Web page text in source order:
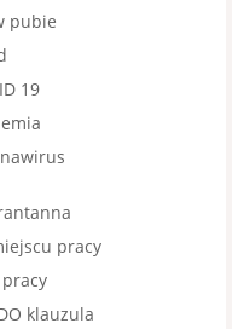
pubie
19
pracy
klauzula